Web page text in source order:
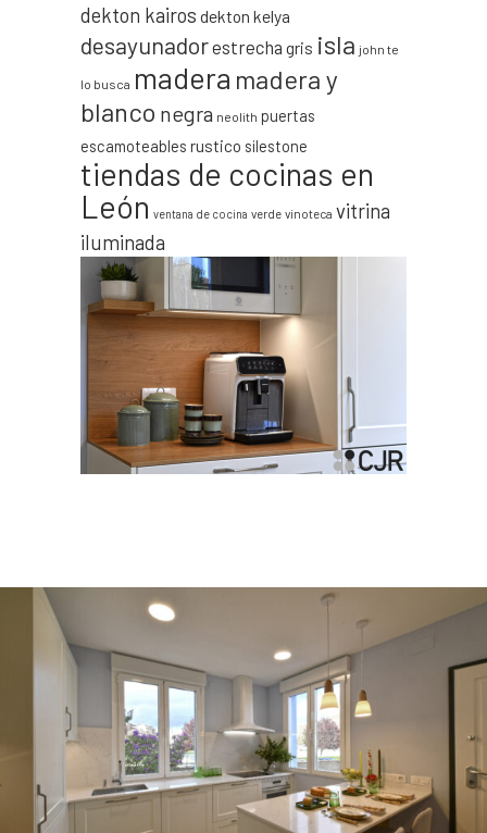
dekton kairos dekton kelya
desayunadorestrecha gris isla john te
lo busca madera madera y
blanco negra neolith puertas
escamoteables rustico silestone
tiendas de cocinas en
León ventana de cocina verde vinoteca vitrina
iluminada